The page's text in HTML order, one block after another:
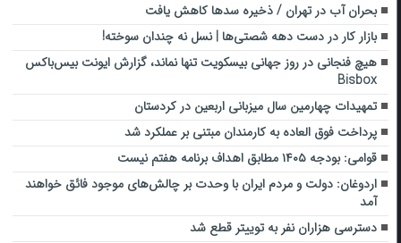
بحران آب در تهران / ذخیره سدها کاهش یافت
بازار کار در دست دهه شصتی‌ها | نسل نه چندان سوخته!
هیچ فنجانی در روز جهانی بیسکویت تنها نماند، گزارش ایونت بیس‌باکس
Bisbox
تمهیدات چهارمین سال میزبانی اربعین در کردستان
پرداخت فوق العاده به کارمندان مبتنی بر عملکرد شد
قوامی: بودجه ۱۴۰۵ مطابق اهداف برنامه هفتم نیست
اردوغان: دولت و مردم ایران با وحدت بر چالش‌های موجود فائق خواهند
آمد
دسترسی هزاران نفر به توییتر قطع شد